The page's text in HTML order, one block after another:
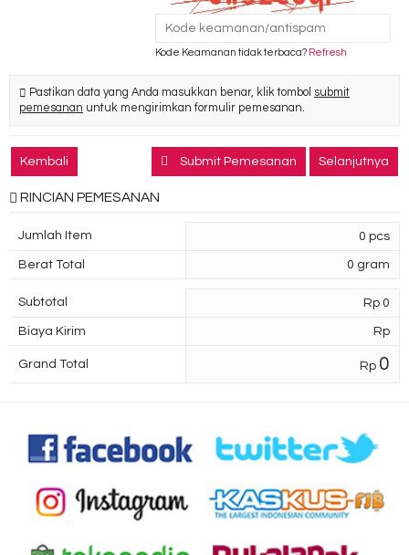
Kode Keamanan tidak terbaca? Refresh
Pastikan data yang Anda masukkan benar, klik tombol submit
pemesanan untuk mengirimkan formulir pemesanan.
Kembali Selanjutnya
Submit Pemesanan
RINCIAN PEMESANAN
Jumlah Item 0 pcs
Berat Total 0 gram
Subtotal Rp 0
Biaya Kirim Rp
Grand Total Rp 0